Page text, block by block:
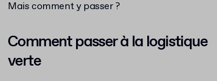
Mais comment y passer ?
Comment passer à la logistique
verte